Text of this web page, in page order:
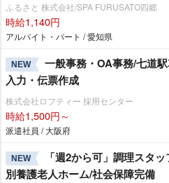
ふるさと 株式会社/SPA FURUSATO四郷
時給1,140円
アルバイト・パート / 愛知県
NEW
一般事務・OA事務/七道
入力・伝票作成
株式会社ロフティー 採用センター
時給1,500円～
派遣社員 / 大阪府
NEW
「週2から可」調理スタ
別養護老人ホーム/社会保障完備